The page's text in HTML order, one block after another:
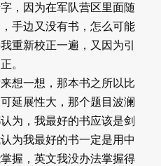
，因为在军队营区里面随
手边又没有书，怎么可能
重新校正一遍，又因为引
。
想一想，那本书之所以比
延展性大，那个题目波澜
为，我最好的书应该是剑
为我最好的书一定是用中
握，英文我没办法掌握得